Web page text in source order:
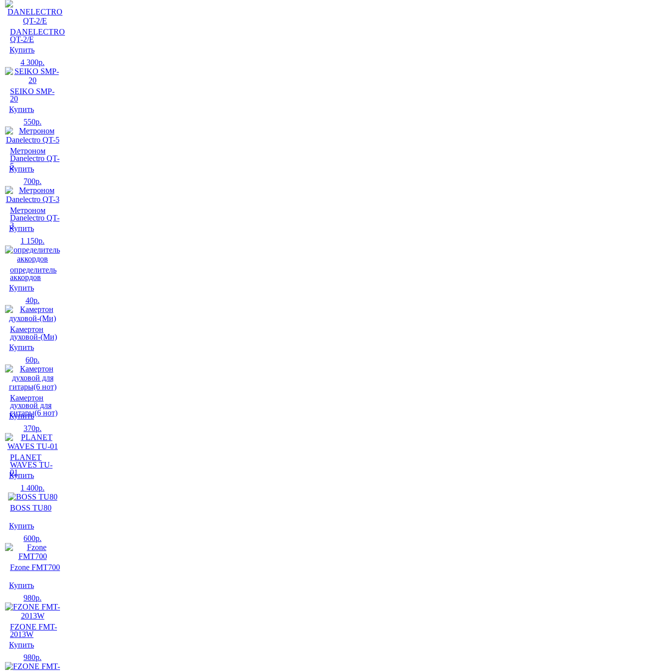
DANELECTRO
QT-2/E
Купить
4 300р.
SEIKO SMP-
20
Купить
550р.
Метроном
Danelectro QT-
5
Купить
700р.
Метроном
Danelectro QT-
3
Купить
1 150р.
определитель
аккордов
Купить
40р.
Камертон
духовой-(Ми)
Купить
60р.
Камертон
духовой для
гитары(6 нот)
Купить
370р.
PLANET
WAVES TU-
01
Купить
1 400р.
BOSS TU80
Купить
600р.
Fzone FMT700
Купить
980р.
FZONE FMT-
2013W
Купить
980р.